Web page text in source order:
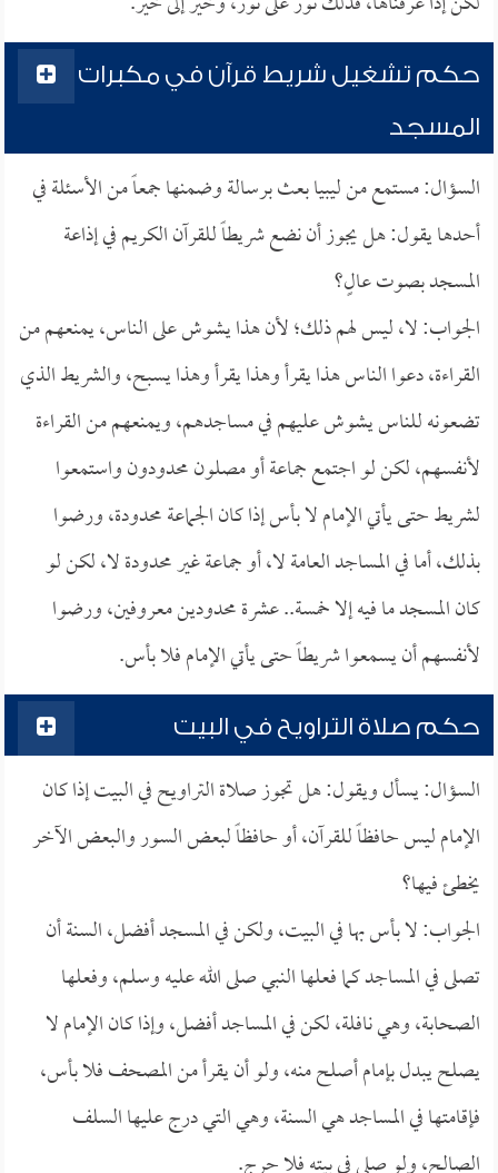
حكم تشغيل شريط قرآن في مكبرات
المسجد
السؤال: مستمع من ليبيا بعث برسالة وضمنها جمعاً من الأسئلة في
أحدها يقول: هل يجوز أن نضع شريطاً للقرآن الكريم في إذاعة
المسجد بصوت عالٍ؟
الجواب: لا، ليس لهم ذلك؛ لأن هذا يشوش على الناس، يمنعهم من
القراءة، دعوا الناس هذا يقرأ وهذا يقرأ وهذا يسبح، والشريط الذي
تضعونه للناس يشوش عليهم في مساجدهم، ويمنعهم من القراءة
لأنفسهم، لكن لو اجتمع جماعة أو مصلون محدودون واستمعوا
لشريط حتى يأتي الإمام لا بأس إذا كان الجماعة محدودة، ورضوا
بذلك، أما في المساجد العامة لا، أو جماعة غير محدودة لا، لكن لو
كان المسجد ما فيه إلا خمسة.. عشرة محدودين معروفين، ورضوا
لأنفسهم أن يسمعوا شريطاً حتى يأتي الإمام فلا بأس.
حكم صلاة التراويح في البيت
السؤال: يسأل ويقول: هل تجوز صلاة التراويح في البيت إذا كان
الإمام ليس حافظاً للقرآن، أو حافظاً لبعض السور والبعض الآخر
يخطئ فيها؟
الجواب: لا بأس بها في البيت، ولكن في المسجد أفضل، السنة أن
تصلى في المساجد كما فعلها النبي صلى الله عليه وسلم، وفعلها
الصحابة، وهي نافلة، لكن في المساجد أفضل، وإذا كان الإمام لا
يصلح يبدل بإمام أصلح منه، ولو أن يقرأ من المصحف فلا بأس،
فإقامتها في المساجد هي السنة، وهي التي درج عليها السلف